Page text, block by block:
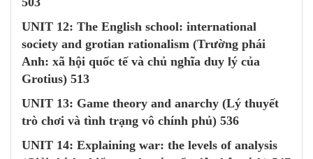
UNIT 12: The English school: international
society and grotian rationalism (Trường phái
Anh: xã hội quốc tế và chủ nghĩa duy lý của
Grotius) 513
UNIT 13: Game theory and anarchy (Lý thuyết
trò chơi và tình trạng vô chính phủ) 536
UNIT 14: Explaining war: the levels of analysis